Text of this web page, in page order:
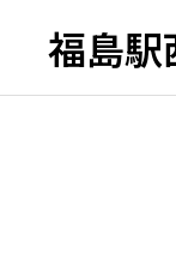
福島駅